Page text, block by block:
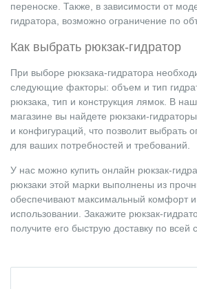
переноске. Также, в зависимости от
гидратора, возможно ограничение по
Как выбрать рюкзак-гидратор
При выборе рюкзака-гидратора
следующие факторы: объем и тип
рюкзака, тип и конструкция лямок. В
магазине вы найдете рюкзаки-
и конфигураций, что позволит выбрать
для ваших потребностей и требований.
У нас можно купить онлайн рюкзак-
рюкзаки этой марки выполнены из
обеспечивают максимальный комфорт и
использовании. Закажите рюкзак-
получите его быструю доставку по всей